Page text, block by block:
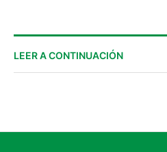
LEER A CONTINUACIÓN